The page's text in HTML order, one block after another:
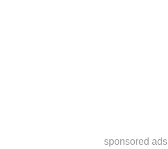
sponsored ads